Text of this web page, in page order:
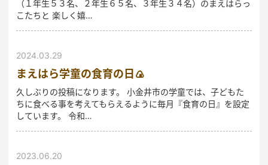
（１年生５３名、２年生６５名、３年生３４名）のまえはらっ
こたちと 楽しく嬉…
2024.03.29
まえはら学童の食育の日🍙
久しぶりの投稿になります。 小金井市の学童では、子どもた
ちに食べる事を考えてもらえるように毎月『食育の日』を設定
しています。 令和…
2023.06.20